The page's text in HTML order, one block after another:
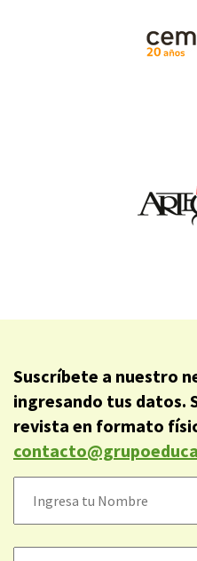
Suscríbete a nuestro
ingresando tus datos.
revista en formato